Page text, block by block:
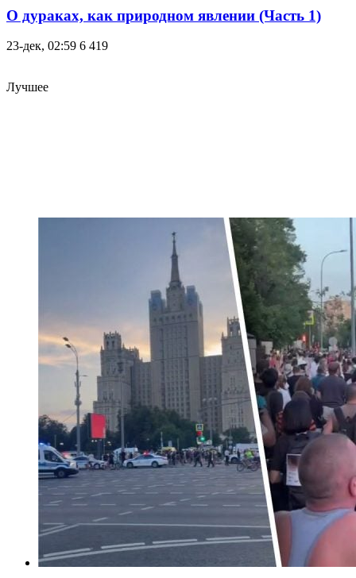
О дураках, как природном явлении (Часть 1)
23-дек, 02:59 6 419
Лучшее